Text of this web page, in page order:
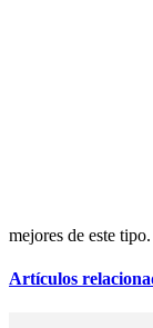
mejores de este tipo.
Artículos